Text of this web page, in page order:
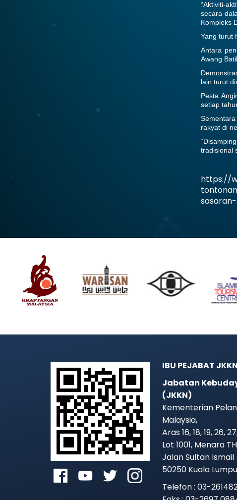
“Aktiviti-
secara
Kompleks
Yang turut
Antara
Awang
lain turut
Pesta
setiap
rakyat di
tradisional
https://
IBU PEJABAT JKKN
Jabatan
(JKKN)
Kementerian
Malaysia,
Aras 16, 18, 19, 26,
Lot 1001, Menara
Jalan Sultan Ismail
50250 Kuala
Telefon : 03-